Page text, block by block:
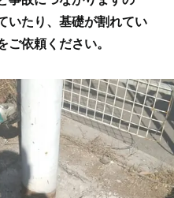
いたり、基礎が割れてい
ご依頼ください。